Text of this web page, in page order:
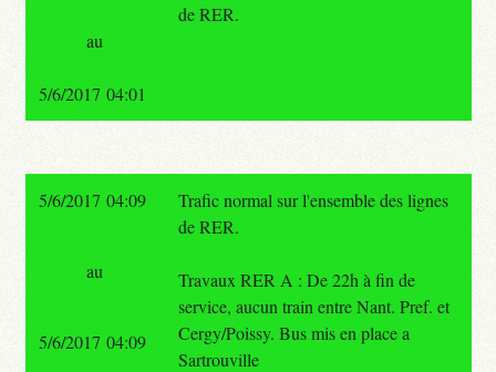
de RER.
au
5/6/2017 04:01
5/6/2017 04:09
Trafic normal sur l'ensemble des lignes
de RER.
Travaux RER A : De 22h à fin de
service, aucun train entre Nant. Pref. et
Cergy/Poissy. Bus mis en place a
Sartrouville
au
5/6/2017 04:09